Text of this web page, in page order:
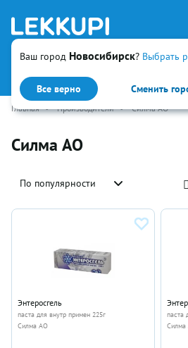
Ваш город Новосибирск? Выбрать
Все верно Сменить
Искать
Главная • Производители • Силма АО
Силма АО
По популярности
Энтеросгель
паста для внутр примен 225г
Силма АО
паста